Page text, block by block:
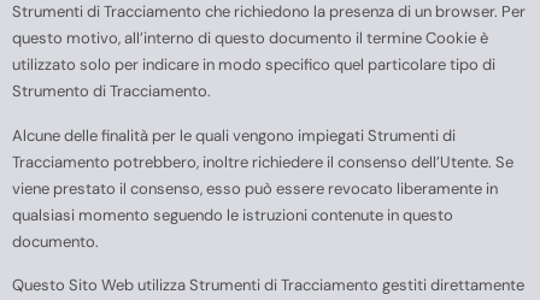
Strumenti di Tracciamento che richiedono la presenza di un browser. Per
questo motivo, all’interno di questo documento il termine Cookie è
utilizzato solo per indicare in modo specifico quel particolare tipo di
Strumento di Tracciamento.
Alcune delle finalità per le quali vengono impiegati Strumenti di
Tracciamento potrebbero, inoltre richiedere il consenso dell’Utente. Se
viene prestato il consenso, esso può essere revocato liberamente in
qualsiasi momento seguendo le istruzioni contenute in questo
documento.
Questo Sito Web utilizza Strumenti di Tracciamento gestiti direttamente